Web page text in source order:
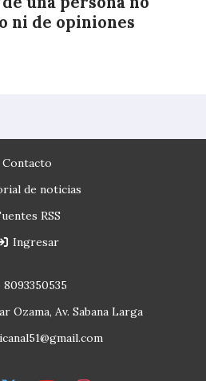
ni de opiniones
Contacto
de noticias
RSS
Ingresar
8093350535
Ozama, Av. Sabana Larga